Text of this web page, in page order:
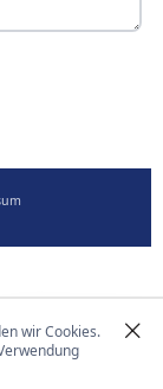
wir Cookies.